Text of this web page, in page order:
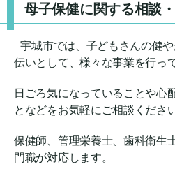
母子保健に関する相談
宇城市では、子どもさんの健
伝いとして、様々な事業を行っ
日ごろ気になっていることや心
となどをお気軽にご相談ください
保健師、管理栄養士、歯科衛生
門職が対応します。